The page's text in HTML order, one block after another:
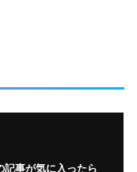
記事が気に入ったら